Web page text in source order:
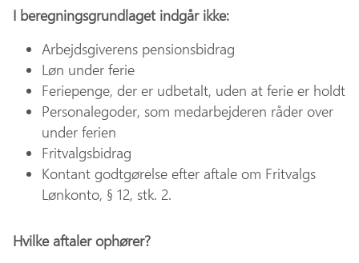
I beregningsgrundlaget indgår ikke:
Arbejdsgiverens pensionsbidrag
Løn under ferie
Feriepenge, der er udbetalt, uden at ferie er holdt
Personalegoder, som medarbejderen råder over
under ferien
Fritvalgsbidrag
Kontant godtgørelse efter aftale om Fritvalgs
Lønkonto, § 12, stk. 2.
Hvilke aftaler ophører?